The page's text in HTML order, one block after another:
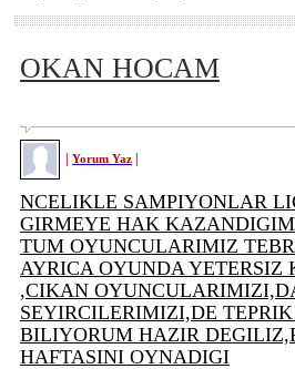
OKAN HOCAM
Yorum Yaz
NCELIKLE SAMPIYONLAR
GIRMEYE HAK
TUM OYUNCULARIMIZ
AYRICA OYUNDA
,CIKAN
SEYIRCILERIMIZI,DE
BILIYORUM HAZIR
HAFTASINI OYNADIGI